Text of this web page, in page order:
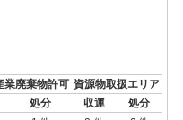
業廃棄物許可 資源物取扱エリア
処分 収運
処分